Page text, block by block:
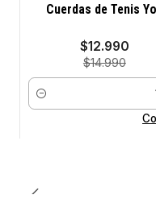
-13%
Cuerdas de Tenis
$12.990
$14.990
Cantidad